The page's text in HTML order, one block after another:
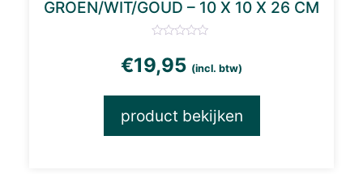
GROEN/WIT/GOUD – 10 X 10 X 26 CM
€19,95 (incl. btw)
product bekijken